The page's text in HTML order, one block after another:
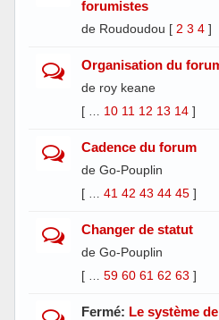
forumistes
de Roudoudou [ 2 3 4]
Organisation du
de roy keane
[
10 11 12 13 14]
Cadence du forum
de Go-Pouplin
[
41 42 43 44 45]
Changer de statut
de Go-Pouplin
[
59 60 61 62 63 ]
Fermé: Le système de